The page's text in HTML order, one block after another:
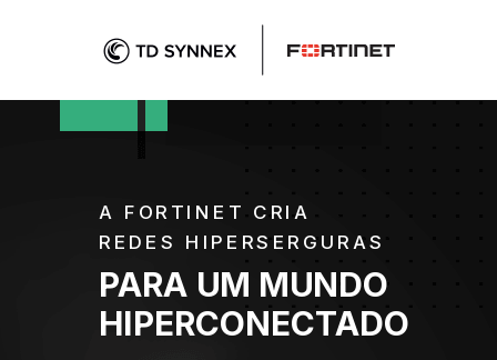
A FORTINET CRIA
REDES HIPERSERGURAS
PARA UM MUNDO
HIPERCONECTADO